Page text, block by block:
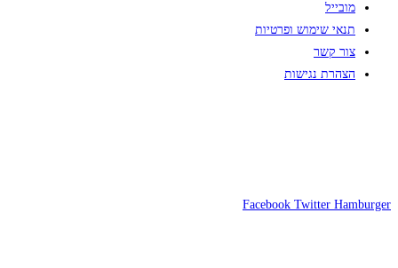
מובייל
תנאי שימוש ופרטיות
צור קשר
הצהרת נגישות
Facebook Twitter Hamburger